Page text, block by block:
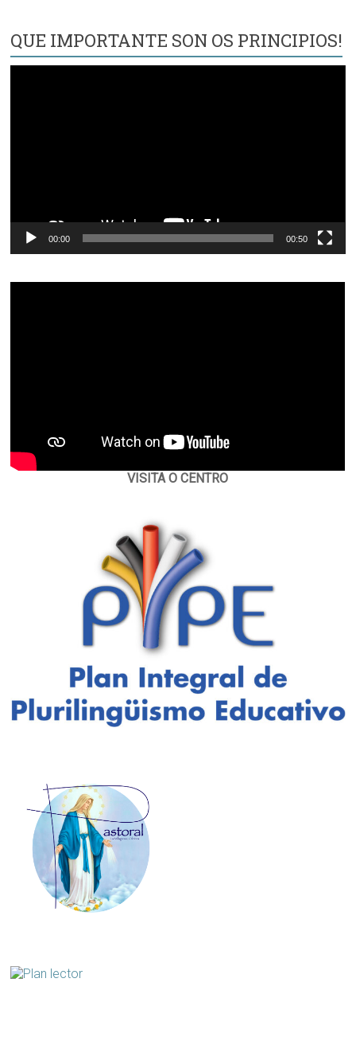
QUE IMPORTANTE SON OS PRINCIPIOS!
00:00 00:50
VISITA O CENTRO